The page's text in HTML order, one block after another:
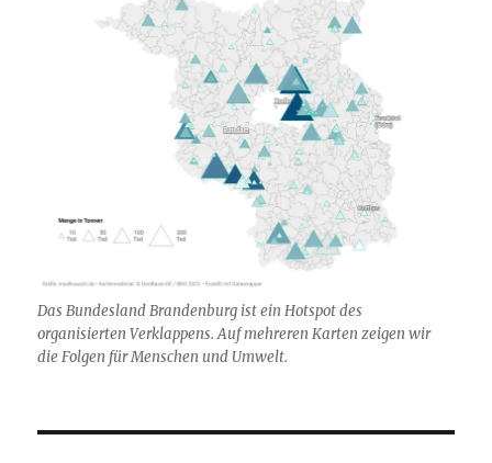
Das Bundesland Brandenburg ist ein Hotspot des
organisierten Verklappens. Auf mehreren Karten zeigen wir
die Folgen für Menschen und Umwelt.